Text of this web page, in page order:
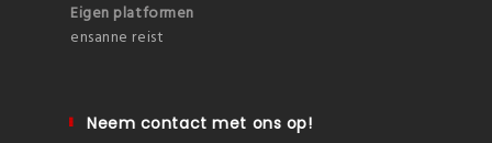
Eigen platformen
ensanne reist
Neem contact met ons op!